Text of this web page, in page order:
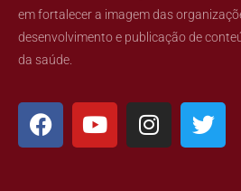
em fortalecer a imagem das
desenvolvimento e publicação de
da saúde.